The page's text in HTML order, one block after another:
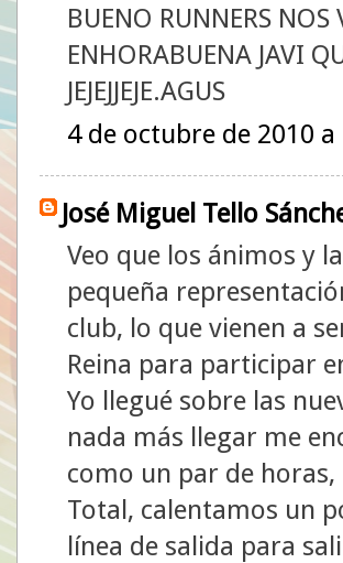
BUENO RUNNERS NOS
ENHORABUENA JAVI
JEJEJJEJE.AGUS
4 de octubre de 2010 a
José Miguel Tello
Veo que los ánimos y
pequeña
club, lo que vienen a
Reina para participar
Yo llegué sobre las
nada más llegar me
como un par de
Total, calentamos un
línea de salida para